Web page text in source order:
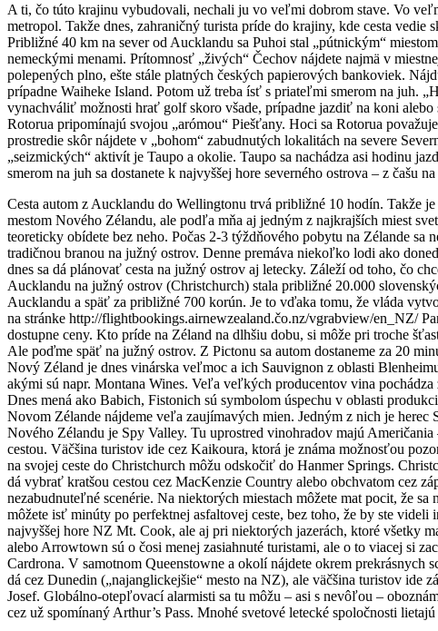
A ti, čo túto krajinu vybudovali, nechali ju vo veľmi dobrom stave. Vo
metropol. Takže dnes, zahraničný turista príde do krajiny, kde cesta
Približné 40 km na sever od Aucklandu sa Puhoi stal „pútnickým“
nemeckými menami. Prítomnosť „živých“ Čechov nájdete najmä v
polepených plno, ešte stále platných českých papierových bankoviek.
prípadne Waiheke Island. Potom už treba ísť s priateľmi smerom na juh.
vynachváliť možnosti hrať golf skoro všade, prípadne jazdiť na koni
Rotorua pripomínajú svojou „arómou“ Piešťany. Hoci sa Rotorua
prostredie skôr nájdete v „bohom“ zabudnutých lokalitách na severe
„seizmických“ aktivít je Taupo a okolie. Taupo sa nachádza asi hodinu
smerom na juh sa dostanete k najvyššej hore severného ostrova – z čašu
Cesta autom z Aucklandu do Wellingtonu trvá približné 10 hodín. Takže
mestom Nového Zélandu, ale podľa mňa aj jedným z najkrajších miest
teoreticky obídete bez neho. Počas 2-3 týždňového pobytu na Zélande
tradičnou branou na južný ostrov. Denne premáva niekoľko lodi ako
dnes sa dá plánovať cesta na južný ostrov aj letecky. Záleží od toho, čo
Aucklandu na južný ostrov (Christchurch) stala približné 20.000
Aucklandu a späť za približné 700 korún. Je to vďaka tomu, že vláda
na stránke http://flightbookings.airnewzealand.čo.nz/vgrabview/en_NZ/
dostupne ceny. Kto príde na Zéland na dlhšiu dobu, si môže pri troche
Ale poďme späť na južný ostrov. Z Pictonu sa autom dostaneme za 20
Nový Zéland je dnes vinárska veľmoc a ich Sauvignon z oblasti
akými sú napr. Montana Wines. Veľa veľkých producentov vina
Dnes mená ako Babich, Fistonich sú symbolom úspechu v oblasti
Novom Zélande nájdeme veľa zaujímavých mien. Jedným z nich je
Nového Zélandu je Spy Valley. Tu uprostred vinohradov majú
cestou. Väčšina turistov ide cez Kaikoura, ktorá je známa možnosťou
na svojej ceste do Christchurch môžu odskočiť do Hanmer Springs.
dá vybrať kratšou cestou cez MacKenzie Country alebo obchvatom cez
nezabudnuteľné scenérie. Na niektorých miestach môžete mat pocit, že
môžete isť minúty po perfektnej asfaltovej ceste, bez toho, že by ste
najvyššej hore NZ Mt. Cook, ale aj pri niektorých jazerách, ktoré všetky
alebo Arrowtown sú o čosi menej zasiahnuté turistami, ale o to viacej si
Cardrona. V samotnom Queenstowne a okolí nájdete okrem prekrásnych
dá cez Dunedin („najanglickejšie“ mesto na NZ), ale väčšina turistov ide
Josef. Globálno-otepľovací alarmisti sa tu môžu – asi s nevôľou –
cez už spomínaný Arthur’s Pass. Mnohé svetové letecké spoločnosti